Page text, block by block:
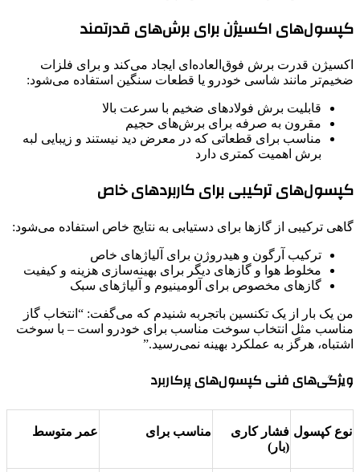
کپسول‌های اکسیژن برای برش‌های قدرتمند
اکسیژن قدرت برش فوق‌العاده‌ای ایجاد می‌کند و برای فلزات
ضخیم‌تر مانند شاسی خودرو یا قطعات سنگین استفاده می‌شود:
قابلیت برش فولادهای ضخیم با سرعت بالا
مقرون به صرفه برای برش‌های حجیم
مناسب برای قطعاتی که در معرض دید نیستند و زیبایی لبه
برش اهمیت کمتری دارد
کپسول‌های ترکیبی برای کاربردهای خاص
گاهی ترکیبی از گازها برای دستیابی به نتایج خاص استفاده می‌شود:
ترکیب آرگون و هیدروژن برای آلیاژهای خاص
مخلوط هوا و گازهای دیگر برای بهینه‌سازی هزینه و کیفیت
گازهای مخصوص برای آلومینیوم و آلیاژهای سبک
من یک بار از یک تکنسین باتجربه شنیدم که می‌گفت: “انتخاب گاز
مناسب مثل انتخاب سوخت مناسب برای خودرو است – با سوخت
اشتباه، هرگز به عملکرد بهینه نمی‌رسید.”
ویژگی‌های فنی کپسول‌های پرکاربرد
نوع کپسول فشار کاری
(بار)
مناسب برای عمر متوسط